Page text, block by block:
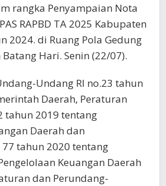
rangka Penyampaian Nota
RAPBD TA 2025 Kabupaten
2024. di Ruang Pola Gedung
Hari. Senin (22/07).
Undang RI no.23 tahun
Daerah, Peraturan
tahun 2019 tentang
Daerah dan
tahun 2020 tentang
Keuangan Daerah
dan Perundang-